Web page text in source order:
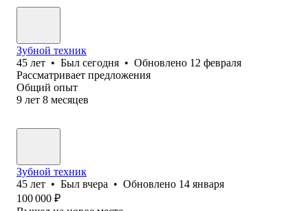
Зубной техник
45 лет • Был сегодня • Обновлено 12 февраля
Рассматривает предложения
Общий опыт
9 лет 8 месяцев
Зубной техник
45 лет • Был вчера • Обновлено 14 января
100 000 ₽